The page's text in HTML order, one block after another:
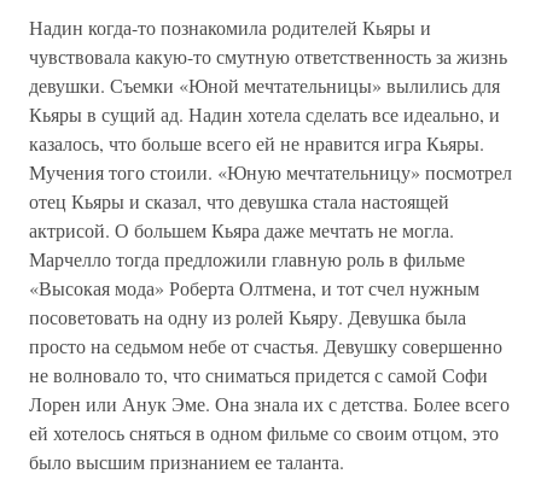
Надин когда-то познакомила родителей Кьяры и
чувствовала какую-то смутную ответственность за жизнь
девушки. Съемки «Юной мечтательницы» вылились для
Кьяры в сущий ад. Надин хотела сделать все идеально, и
казалось, что больше всего ей не нравится игра Кьяры.
Мучения того стоили. «Юную мечтательницу» посмотрел
отец Кьяры и сказал, что девушка стала настоящей
актрисой. О большем Кьяра даже мечтать не могла.
Марчелло тогда предложили главную роль в фильме
«Высокая мода» Роберта Олтмена, и тот счел нужным
посоветовать на одну из ролей Кьяру. Девушка была
просто на седьмом небе от счастья. Девушку совершенно
не волновало то, что сниматься придется с самой Софи
Лорен или Анук Эме. Она знала их с детства. Более всего
ей хотелось сняться в одном фильме со своим отцом, это
было высшим признанием ее таланта.